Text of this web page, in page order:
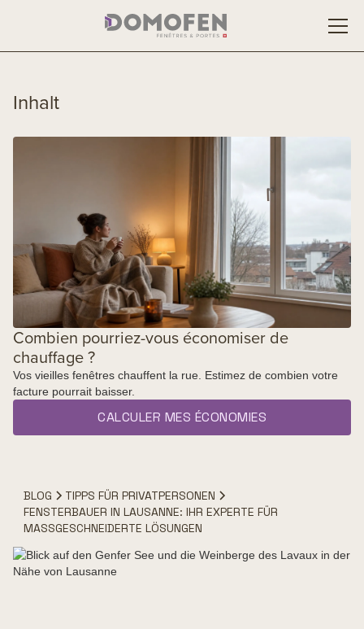
Inhalt
Combien pourriez-vous économiser de
chauffage ?
Vos vieilles fenêtres chauffent la rue. Estimez de combien votre
facture pourrait baisser.
CALCULER MES ÉCONOMIES
BLOG
TIPPS FÜR PRIVATPERSONEN
FENSTERBAUER IN LAUSANNE: IHR EXPERTE FÜR
MASSGESCHNEIDERTE LÖSUNGEN